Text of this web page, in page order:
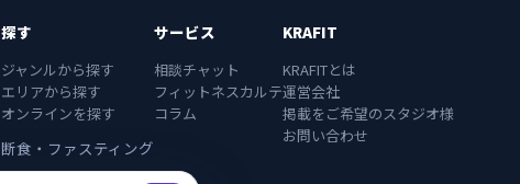
探す
ジャンルから探す
エリアから探す
オンラインを探す
断食・ファスティング
サービス
相談チャット
フィットネスカルテ
コラム
KRAFIT
KRAFITとは
運営会社
掲載をご希望のスタジオ様
お問い合わせ